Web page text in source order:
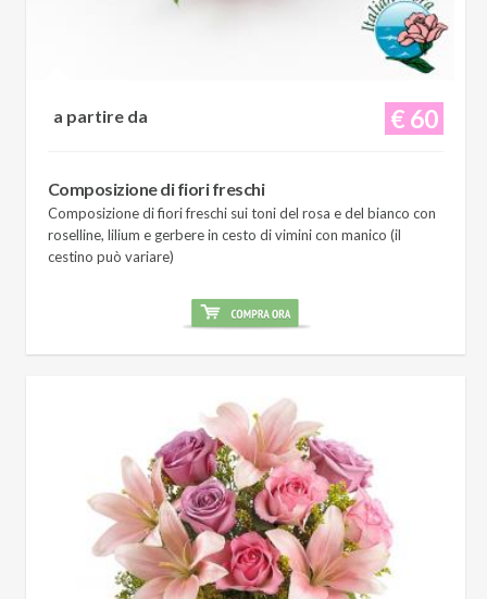
€ 60
a partire da
Composizione di fiori freschi
Composizione di fiori freschi sui toni del rosa e del bianco con
roselline, lilium e gerbere in cesto di vimini con manico (il
cestino può variare)